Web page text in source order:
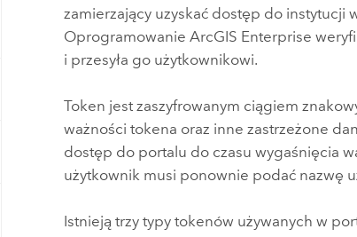
zamierzający uzyskać dostęp do instytucji
OprogramowanieArcGIS Enterprise
i przesyła go użytkownikowi.
Token jest zaszyfrowanym ciągiem
ważności tokena oraz inne zastrzeżone
dostęp do portalu do czasu wygaśnięcia
użytkownik musi ponownie podać nazwę
Istnieją trzy typy tokenów używanych w